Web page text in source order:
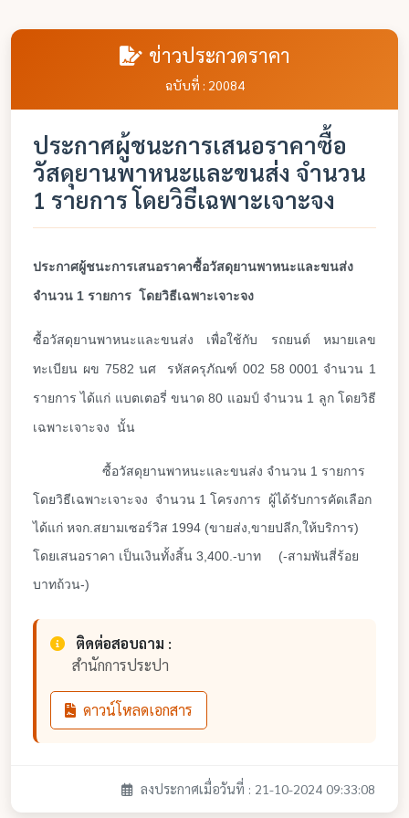
ข่าวประกวดราคา
ฉบับที่ : 20084
ประกาศผู้ชนะการเสนอราคาซื้อ
วัสดุยานพาหนะและขนส่ง จำนวน
1 รายการ โดยวิธีเฉพาะเจาะจง
ประกาศผู้ชนะการเสนอราคาซื้อวัสดุยานพาหนะและขนส่ง
จำนวน 1 รายการ โดยวิธีเฉพาะเจาะจง
ซื้อวัสดุยานพาหนะและขนส่ง เพื่อใช้กับ รถยนต์ หมายเลข
ทะเบียน ผข 7582 นศ รหัสครุภัณฑ์ 002 58 0001 จำนวน 1
รายการ ได้แก่ แบตเตอรี่ ขนาด 80 แอมป์ จำนวน 1 ลูก โดยวิธี
เฉพาะเจาะจง นั้น
ซื้อวัสดุยานพาหนะและขนส่ง จำนวน 1 รายการ
โดยวิธีเฉพาะเจาะจง จำนวน 1 โครงการ ผู้ได้รับการคัดเลือก
ได้แก่ หจก.สยามเซอร์วิส 1994 (ขายส่ง,ขายปลีก,ให้บริการ)
โดยเสนอราคา เป็นเงินทั้งสิ้น 3,400.-บาท
(-สามพันสี่ร้อย
บาทถ้วน-)
ติดต่อสอบถาม :
สำนักการประปา
ดาวน์โหลดเอกสาร
ลงประกาศเมื่อวันที่ : 21-10-2024 09:33:08